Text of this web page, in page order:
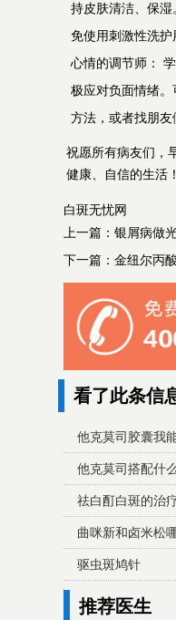
持皮肤清洁、保
免使用刺激性洗护
心情的调节师：
极应对负面情绪
方法，或者找朋友
祝愿所有病友们，
健康、自信的生活
白斑无忧网
上一篇：银屑病做
下一篇：金纽尔丙
看了此条信
他克莫司胶囊我
他克莫司搭配什
祛白酊白斑的治
曲咪新和卤米松
驱虫斑鸠针
推荐医生